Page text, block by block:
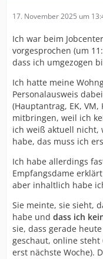
17. November 2025 um
Ich war beim
vorgesprochen (um
dass ich umgezogen
Ich hatte meine
Personalausweis
(Hauptantrag, EK,
mitbringen, weil ich
ich weiß aktuell nicht,
habe, das muss ich
Ich habe allerdings
Empfangsdame
aber inhaltlich habe
Sie meinte, sie sieht,
habe und dass ich
sie, dass gerade
geschaut, online steht
erst nächste Woche).